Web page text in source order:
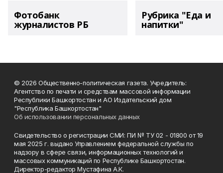
Фотобанк
журналистов РБ
Рубрика "Еда и
напитки"
© 2026 Общественно-политическая газета. Учредитель:
Агентство по печати и средствам массовой информации
Республики Башкортостан и АО Издательский дом
"Республика Башкортостан"
Об использовании персональных данных
Свидетельство о регистрации СМИ: ПИ № ТУ 02 - 01800 от 19
мая 2025 г. выдано Управлением федеральной службы по
надзору в сфере связи, информационных технологий и
массовых коммуникаций по Республике Башкортостан.
Директор-редактор Мустафина А.К.